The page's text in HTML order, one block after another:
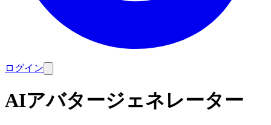
ログイン
AIアバタージェネレーター